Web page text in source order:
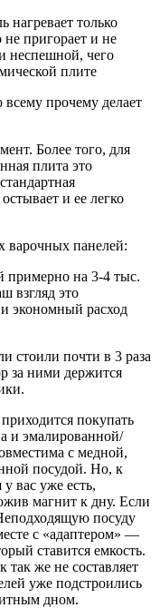
нагревает только
не пригорает и не
неспешной, чего
плите
прочему делает
Более того, для
плита это
и ее легко
варочных панелей:
примерно на 3-4 тыс.
взгляд это
экономный расход
стоили почти в 3 раза
за ними держится
покупать
и эмалированной/
с медной,
посудой. Но, к
вас уже есть,
магнит к дну. Если
посуду
с «адаптером» —
ставится емкость.
же не составляет
уже подстроились
дном.